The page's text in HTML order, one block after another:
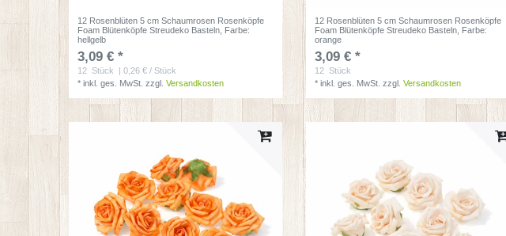
12 Rosenblüten 5 cm Schaumrosen Rosenköpfe
Foam Blütenköpfe Streudeko Basteln , Farbe:
hellgelb
3,09 € *
12 Stück
| 0,26 € / Stück
*inkl. ges. MwSt. zzgl.Versandkosten
12 Rosenblüten 5 cm Schaumrosen Rosenköpfe
Foam Blütenköpfe Streudeko Basteln , Farbe:
orange
3,09 € *
12 Stück
*inkl. ges. MwSt. zzgl.Versandkosten